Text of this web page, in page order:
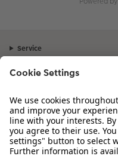
Service
Sortiment